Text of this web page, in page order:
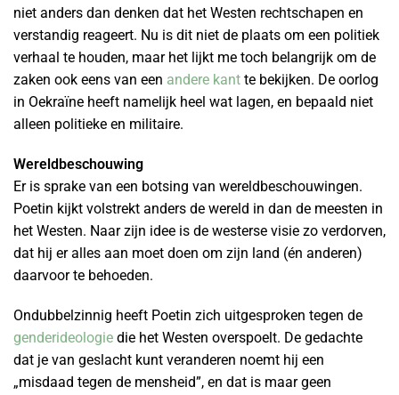
niet anders dan denken dat het Westen rechtschapen en
verstandig reageert. Nu is dit niet de plaats om een politiek
verhaal te houden, maar het lijkt me toch belangrijk om de
zaken ook eens van een andere kant te bekijken. De oorlog
in Oekraïne heeft namelijk heel wat lagen, en bepaald niet
alleen politieke en militaire.
Wereldbeschouwing
Er is sprake van een botsing van wereldbeschouwingen.
Poetin kijkt volstrekt anders de wereld in dan de meesten in
het Westen. Naar zijn idee is de westerse visie zo verdorven,
dat hij er alles aan moet doen om zijn land (én anderen)
daarvoor te behoeden.
Ondubbelzinnig heeft Poetin zich uitgesproken tegen de
genderideologie die het Westen overspoelt. De gedachte
dat je van geslacht kunt veranderen noemt hij een
„misdaad tegen de mensheid”, en dat is maar geen